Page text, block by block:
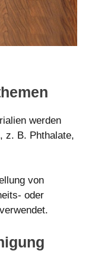
werden
z. B. Phthalate,
von
oder